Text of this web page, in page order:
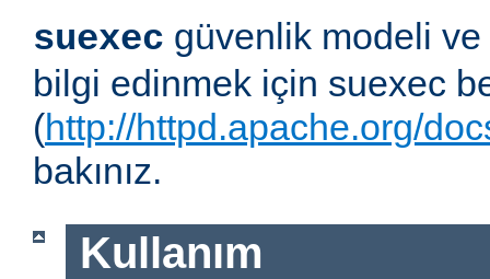
suexec güvenlik modeli
bilgi edinmek için suexec
(http://httpd.apache.org/
bakınız.
Kullanım